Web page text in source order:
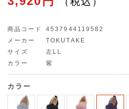
商品コード
4537944119582
メーカー
TOKUTAKE
サイズ
左LL
カラー
紫
カラー